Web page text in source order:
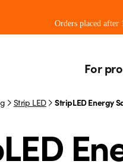
Orders placed after
For
Strip LED StripLED Energy